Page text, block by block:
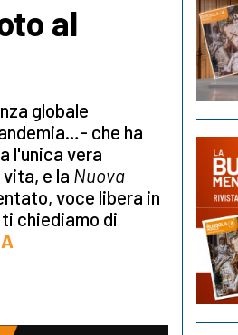
al
globale
che ha
l'unica vera
e la Nuova
voce libera in
chiediamo di